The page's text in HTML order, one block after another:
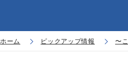
ホーム ピックアップ情報 〜